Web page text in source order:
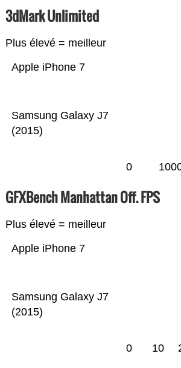
3dMark Unlimited
Plus élevé = meilleur
Samsung Galaxy J7
(2015)
Apple iPhone 7
0
GFXBench Manhattan Off. FPS
Plus élevé = meilleur
Samsung Galaxy J7
(2015)
Apple iPhone 7
0 10